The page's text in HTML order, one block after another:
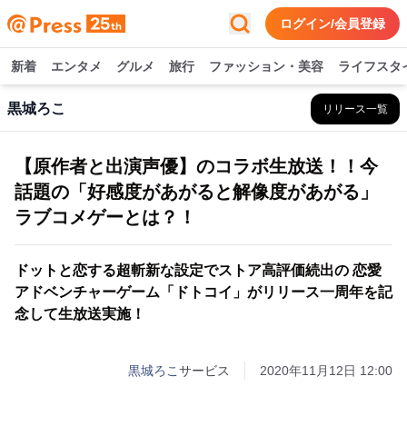
ログイン/会員登録
新着 エンタメ グルメ 旅行 ファッション・美容 ライフスタ
黒城ろこ リリース一覧
【原作者と出演声優】のコラボ生放送！！今
話題の「好感度があがると解像度があがる」
ラブコメゲーとは？！
ドットと恋する超斬新な設定でストア高評価続出の 恋愛
アドベンチャーゲーム「ドトコイ」がリリース一周年を記
念して生放送実施！
黒城ろこ サービス 2020年11月12日 12:00